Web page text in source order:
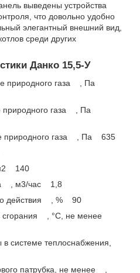
выведены устройства
что довольно удобно
элегантный внешний вид,
среди других
Данко 15,5-У
природного газа , Па
природного газа , Па
природного газа , Па 635
140
, м3/час 1,8
действия , % 90
сгорания , °С, не менее
системе теплоснабжения,
патрубка, не менее ,